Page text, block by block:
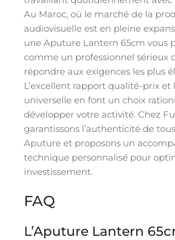
Au Maroc, où le marché de la
audiovisuelle est en pleine
une Aputure Lantern 65cm vous
comme un professionnel sérieux
répondre aux exigences les plus
L’excellent rapport qualité-prix
universelle en font un choix
développer votre activité. Chez
garantissons l’authenticité de
Aputure et proposons un
technique personnalisé pour
investissement.
FAQ
L’Aputure Lantern